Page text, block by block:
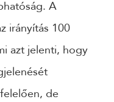
A
irányítás 100
azt jelenti, hogy
de